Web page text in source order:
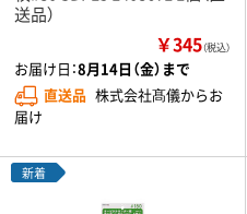
送品）
￥345（税込）
お届け日：8月14日（金）まで
直送品 株式会社髙儀からお
届け
新着